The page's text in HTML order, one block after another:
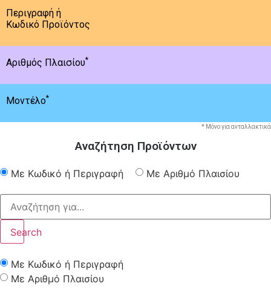
Περιγραφή ή
Κωδικό Προϊόντος
Αριθμός Πλαισίου*
Μοντέλο*
* Μόνο για ανταλλακτικά
Αναζήτηση Προϊόντων
Με Κωδικό ή Περιγραφή Με Αριθμό Πλαισίου
Search
Με Κωδικό ή Περιγραφή
Με Αριθμό Πλαισίου